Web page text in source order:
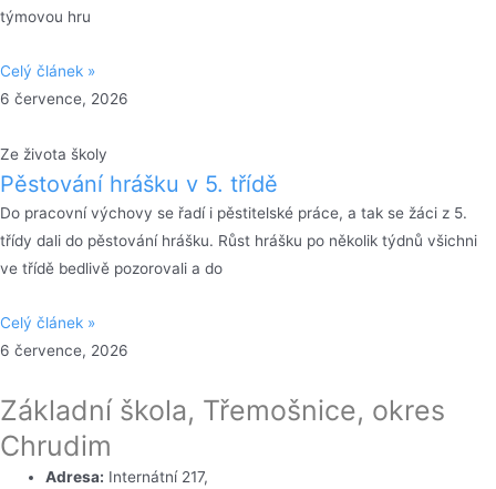
týmovou hru
Celý článek »
6 července, 2026
Ze života školy
Pěstování hrášku v 5. třídě
Do pracovní výchovy se řadí i pěstitelské práce, a tak se žáci z 5.
třídy dali do pěstování hrášku. Růst hrášku po několik týdnů všichni
ve třídě bedlivě pozorovali a do
Celý článek »
6 července, 2026
Základní škola, Třemošnice, okres
Chrudim
Adresa: Internátní 217,